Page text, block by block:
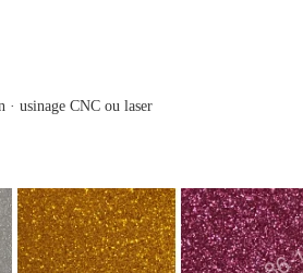
· usinage CNC ou laser